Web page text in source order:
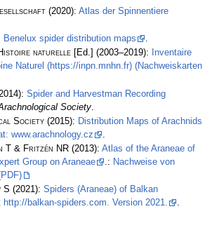
(2020): Atlas der Spinnentiere
Benelux spider distribution maps
.
naturelle [Ed.] (2003–2019):
Inventaire
Naturel (https://inpn.mnhn.fr) (Nachweiskarten
Spider and Harvestman Recording
Society
Society (2015): Distribution Maps of Arachnids
www.arachnology.cz
T & Fritzén NR (2013): Atlas of the Araneae of
Group on Araneae
.: Nachweise von
S (2021): Spiders (Araneae) of Balkan
http://balkan-spiders.com. Version 2021.
.